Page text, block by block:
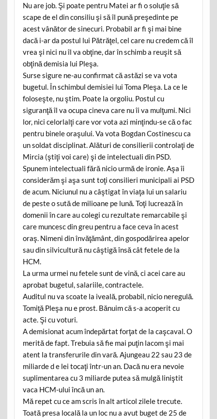
Nu are job. Şi poate pentru Matei ar fi o soluţie să
scape de el din consiliu şi să îl pună preşedinte pe
acest vânător de sinecuri. Probabil ar fi şi mai bine
dacă i-ar da postul lui Pătrăţel, cel care nu credem că îl
vrea şi nici nu îl va obţine, dar în schimb a reuşit să
obţină demisia lui Pleşa.
Surse sigure ne-au confirmat că astăzi se va vota
bugetul. În schimbul demisiei lui Toma Pleşa. La ce le
foloseşte, nu ştim. Poate la orgoliu. Postul cu
siguranţă îl va ocupa cineva care nu îi va mulţumi. Nici
lor, nici celorlalţi care vor vota azi minţindu-se că o fac
pentru binele oraşului. Va vota Bogdan Costinescu ca
un soldat disciplinat. Alături de consilierii controlaţi de
Mircia (ştiţi voi care) şi de intelectuali din PSD.
Spunem intelectuali fără nicio urmă de ironie. Aşa îi
considerăm şi aşa sunt toţi consilieri municipali ai PSD
de acum. Niciunul nu a câştigat în viaţa lui un salariu
de peste o sută de milioane pe lună. Toţi lucrează în
domenii în care au colegi cu rezultate remarcabile şi
care muncesc din greu pentru a face ceva în acest
oraş. Nimeni din învăţământ, din gospodărirea apelor
sau din silvicultură nu câştigă însă cât fetele de la
HCM.
La urma urmei nu fetele sunt de vină, ci acei care au
aprobat bugetul, salariile, contractele.
Auditul nu va scoate la iveală, probabil, nicio neregulă.
Tomiţă Pleşa nu e prost. Bănuim că s-a acoperit cu
acte. Şi cu voturi.
A demisionat acum îndepărtat forţat de la caşcaval. O
merită de fapt. Trebuia să fie mai puţin lacom şi mai
atent la transferurile din vară. Ajungeau 22 sau 23 de
miliarde d e lei tocaţi într-un an. Dacă nu era nevoie
suplimentarea cu 3 miliarde putea să mulgă liniştit
vaca HCM-ului încă un an.
Mă repet cu ce am scris în alt articol zilele trecute.
Toată presa locală la un loc nu a avut buget de 25 de